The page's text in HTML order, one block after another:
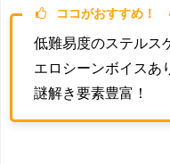
ココがおすすめ！
低難易度のステルス
エロシーンボイスあ
謎解き要素豊富！